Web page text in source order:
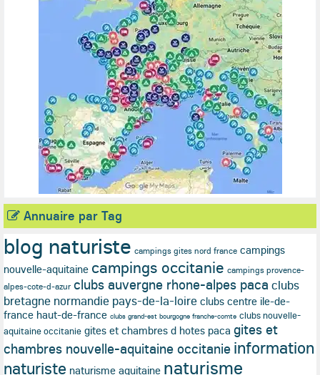
Annuaire par Tag
blog naturiste campings gites nord france campings
nouvelle-aquitaine campings occitanie campings provence-
alpes-cote-d-azur clubs auvergne rhone-alpes paca clubs
bretagne normandie pays-de-la-loire clubs centre ile-de-
france haut-de-france clubs grand-est bourgogne franche-comte clubs nouvelle-
aquitaine occitanie gites et chambres d hotes paca gites et
chambres nouvelle-aquitaine occitanie information
naturiste naturisme aquitaine naturisme